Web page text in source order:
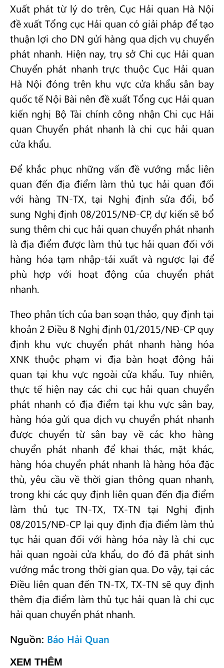
Xuất phát từ lý do trên, Cục Hải quan Hà Nội
đề xuất Tổng cục Hải quan có giải pháp để tạo
thuận lợi cho DN gửi hàng qua dịch vụ chuyển
phát nhanh. Hiện nay, trụ sở Chi cục Hải quan
Chuyển phát nhanh trực thuộc Cục Hải quan
Hà Nội đóng trên khu vực cửa khẩu sân bay
quốc tế Nội Bài nên đề xuất Tổng cục Hải quan
kiến nghị Bộ Tài chính công nhận Chi cục Hải
quan Chuyển phát nhanh là chi cục hải quan
cửa khẩu.
Để khắc phục những vấn đề vướng mắc liên
quan đến địa điểm làm thủ tục hải quan đối
với hàng TN-TX, tại Nghị định sửa đổi, bổ
sung Nghị định 08/2015/NĐ-CP, dự kiến sẽ bổ
sung thêm chi cục hải quan chuyển phát nhanh
là địa điểm được làm thủ tục hải quan đối với
hàng hóa tạm nhập-tái xuất và ngược lại để
phù hợp với hoạt động của chuyển phát
nhanh.
Theo phân tích của ban soạn thảo, quy định tại
khoản 2 Điều 8 Nghị định 01/2015/NĐ-CP quy
định khu vực chuyển phát nhanh hàng hóa
XNK thuộc phạm vi địa bàn hoạt động hải
quan tại khu vực ngoài cửa khẩu. Tuy nhiên,
thực tế hiện nay các chi cục hải quan chuyển
phát nhanh có địa điểm tại khu vực sân bay,
hàng hóa gửi qua dịch vụ chuyển phát nhanh
được chuyển từ sân bay về các kho hàng
chuyển phát nhanh để khai thác, mặt khác,
hàng hóa chuyển phát nhanh là hàng hóa đặc
thù, yêu cầu về thời gian thông quan nhanh,
trong khi các quy định liên quan đến địa điểm
làm thủ tục TN-TX, TX-TN tại Nghị định
08/2015/NĐ-CP lại quy định địa điểm làm thủ
tục hải quan đối với hàng hóa này là chi cục
hải quan ngoài cửa khẩu, do đó đã phát sinh
vướng mắc trong thời gian qua. Do vậy, tại các
Điều liên quan đến TN-TX, TX-TN sẽ quy định
thêm địa điểm làm thủ tục hải quan là chi cục
hải quan chuyển phát nhanh.
Nguồn: Báo Hải Quan
XEM THÊM